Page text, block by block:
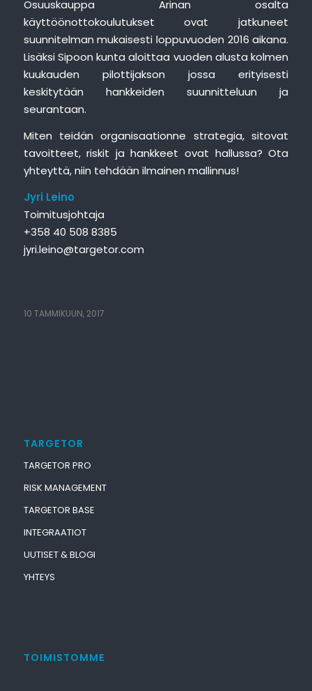
Osuuskauppa Arinan osalta
käyttöönottokoulutukset ovat jatkuneet
suunnitelman mukaisesti loppuvuoden 2016 aikana.
Lisäksi Sipoon kunta aloittaa vuoden alusta kolmen
kuukauden pilottijakson jossa erityisesti
keskitytään hankkeiden suunnitteluun ja
seurantaan.
Miten teidän organisaationne strategia, sitovat
tavoitteet, riskit ja hankkeet ovat hallussa? Ota
yhteyttä, niin tehdään ilmainen mallinnus!
Jyri Leino
Toimitusjohtaja
+358 40 508 8385
jyri.leino@targetor.com
10 TAMMIKUUN, 2017
TARGETOR
TARGETOR PRO
RISK MANAGEMENT
TARGETOR BASE
INTEGRAATIOT
UUTISET & BLOGI
YHTEYS
TOIMISTOMME